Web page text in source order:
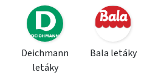
Deichmann
letáky
Bala letáky